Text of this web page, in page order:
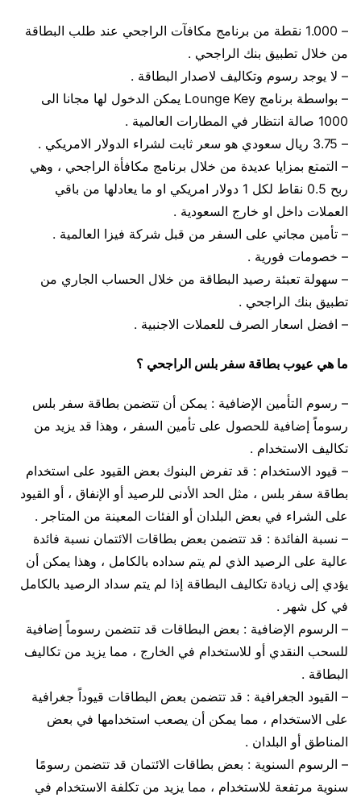
– 1.000 نقطة من برنامج مكافآت الراجحي عند طلب البطاقة
من خلال تطبيق بنك الراجحي .
– لا يوجد رسوم وتكاليف لاصدار البطاقة .
– بواسطة برنامج Lounge Key يمكن الدخول لها مجانا الى
1000 صالة انتظار في المطارات العالمية .
– 3.75 ريال سعودي هو سعر ثابت لشراء الدولار الامريكي .
– التمتع بمزايا عديدة من خلال برنامج مكافأة الراجحي ، وهي
ربح 0.5 نقاط لكل 1 دولار امريكي او ما يعادلها من باقي
العملات داخل او خارج السعودية .
– تأمين مجاني على السفر من قبل شركة فيزا العالمية .
– خصومات فورية .
– سهولة تعبئة رصيد البطاقة من خلال الحساب الجاري من
تطبيق بنك الراجحي .
– افضل اسعار الصرف للعملات الاجنبية .
ما هي عيوب بطاقة سفر بلس الراجحي ؟
– رسوم التأمين الإضافية : يمكن أن تتضمن بطاقة سفر بلس
رسوماً إضافية للحصول على تأمين السفر ، وهذا قد يزيد من
تكاليف الاستخدام .
– قيود الاستخدام : قد تفرض البنوك بعض القيود على استخدام
بطاقة سفر بلس ، مثل الحد الأدنى للرصيد أو الإنفاق ، أو القيود
على الشراء في بعض البلدان أو الفئات المعينة من المتاجر .
– نسبة الفائدة : قد تتضمن بعض بطاقات الائتمان نسبة فائدة
عالية على الرصيد الذي لم يتم سداده بالكامل ، وهذا يمكن أن
يؤدي إلى زيادة تكاليف البطاقة إذا لم يتم سداد الرصيد بالكامل
في كل شهر .
– الرسوم الإضافية : بعض البطاقات قد تتضمن رسوماً إضافية
للسحب النقدي أو للاستخدام في الخارج ، مما يزيد من تكاليف
البطاقة .
– القيود الجغرافية : قد تتضمن بعض البطاقات قيوداً جغرافية
على الاستخدام ، مما يمكن أن يصعب استخدامها في بعض
المناطق أو البلدان .
– الرسوم السنوية : بعض بطاقات الائتمان قد تتضمن رسومًا
سنوية مرتفعة للاستخدام ، مما يزيد من تكلفة الاستخدام في